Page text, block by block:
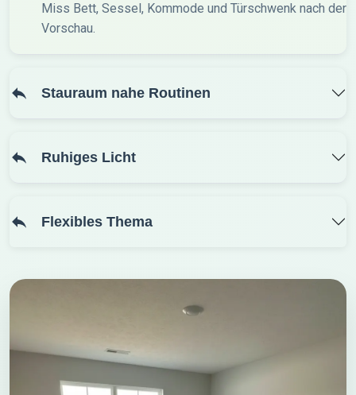
Miss Bett, Sessel, Kommode und Türschwenk nach der
Vorschau.
Stauraum nahe Routinen
Ruhiges Licht
Flexibles Thema